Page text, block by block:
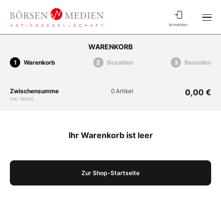
Anmelden
WARENKORB
Warenkorb Bezahlen Bestellen
Zwischensumme
inkl. MwSt.
0 Artikel 0,00 €
Ihr Warenkorb ist leer
Zur Shop-Startseite